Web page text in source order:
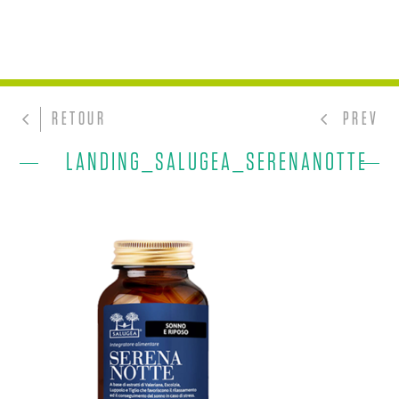
RETOUR PREV
LANDING_SALUGEA_SERENANOTTE